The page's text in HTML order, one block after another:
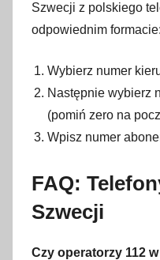
Szwecji z polskiego
odpowiednim formacie:
Wybierz numer
Następnie wybierz
(pomiń zero na
Wpisz numer
FAQ:
Szwecji
Czy operatorzy 112